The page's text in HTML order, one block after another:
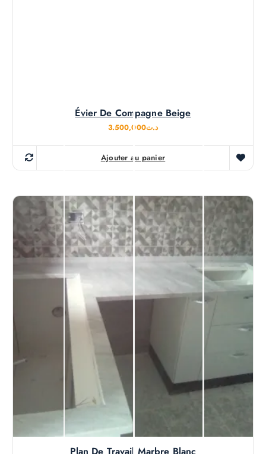
Évier De Compagne Beige
د.ت3.500,000
Ajouter au panier
Plan De Travail Marbre Blanc